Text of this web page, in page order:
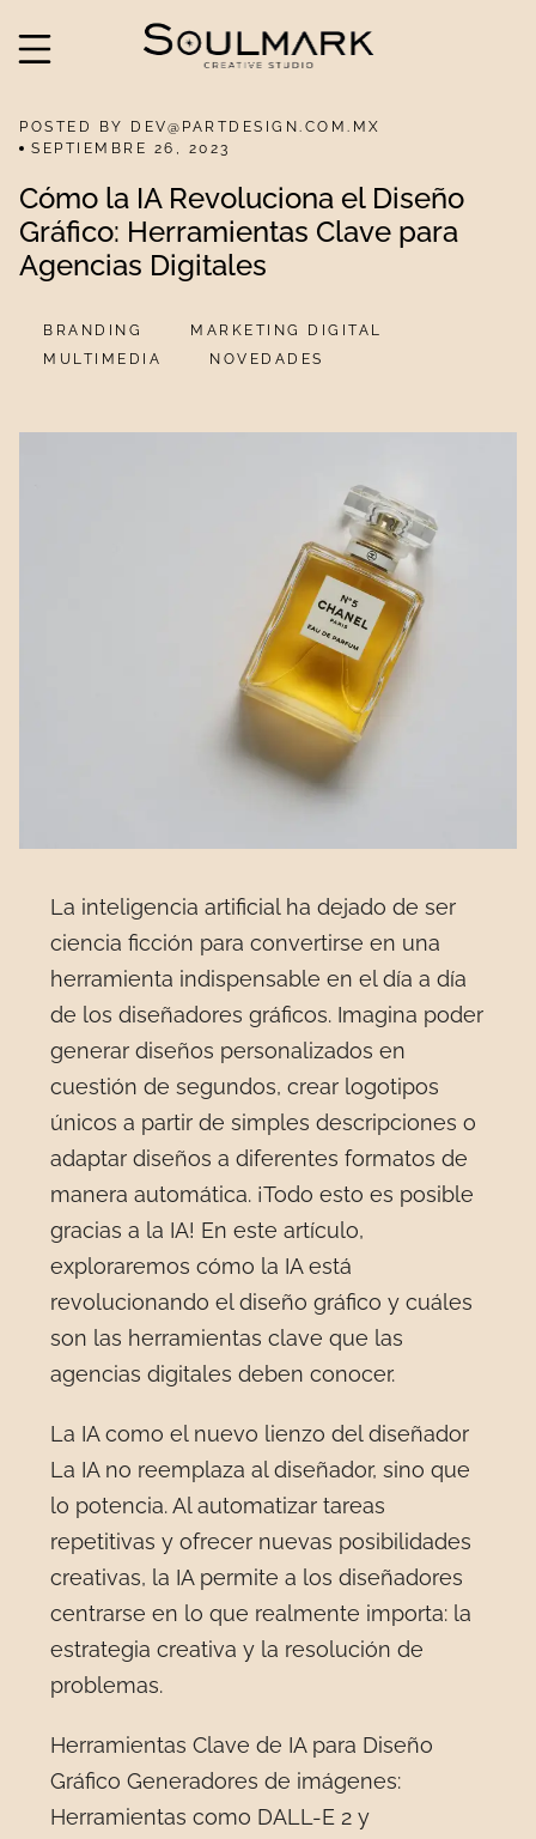
Cómo la IA Revoluciona el Diseño
Gráfico: Herramientas Clave para
Agencias Digitales
POSTED BY DEV@PARTDESIGN.COM.MX
SEPTIEMBRE 26, 2023
BRANDING
MARKETING DIGITAL
MULTIMEDIA
NOVEDADES
La inteligencia artificial ha dejado de ser
ciencia ficción para convertirse en una
herramienta indispensable en el día a día
de los diseñadores gráficos. Imagina poder
generar diseños personalizados en
cuestión de segundos, crear logotipos
únicos a partir de simples descripciones o
adaptar diseños a diferentes formatos de
manera automática. ¡Todo esto es posible
gracias a la IA! En este artículo,
exploraremos cómo la IA está
revolucionando el diseño gráfico y cuáles
son las herramientas clave que las
agencias digitales deben conocer.
La IA como el nuevo lienzo del diseñador
La IA no reemplaza al diseñador, sino que
lo potencia. Al automatizar tareas
repetitivas y ofrecer nuevas posibilidades
creativas, la IA permite a los diseñadores
centrarse en lo que realmente importa: la
estrategia creativa y la resolución de
problemas.
Herramientas Clave de IA para Diseño
Gráfico Generadores de imágenes:
Herramientas como DALL-E 2 y